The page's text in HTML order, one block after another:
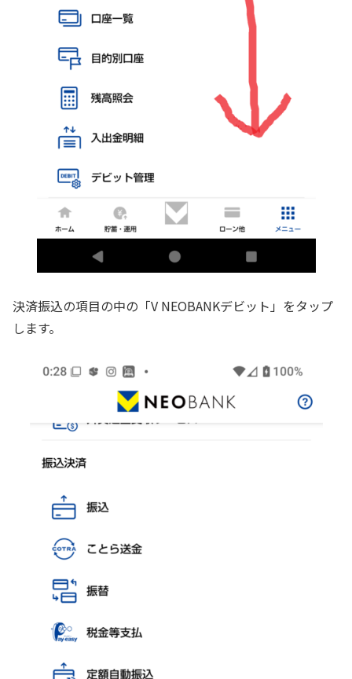
決済振込の項目の中の「V NEOBANKデビット」をタップ
します。